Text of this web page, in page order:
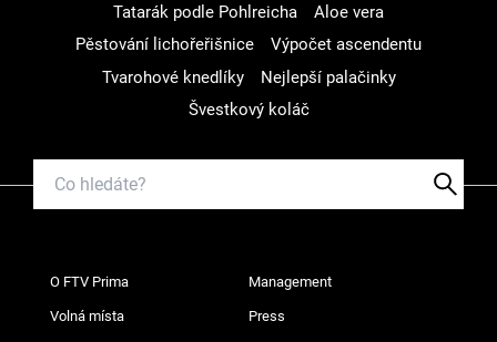
Tatarák podle Pohlreicha
Aloe vera
Pěstování lichořeřišnice
Výpočet ascendentu
Tvarohové knedlíky
Nejlepší palačinky
Švestkový koláč
O FTV Prima Management
Volná místa Press